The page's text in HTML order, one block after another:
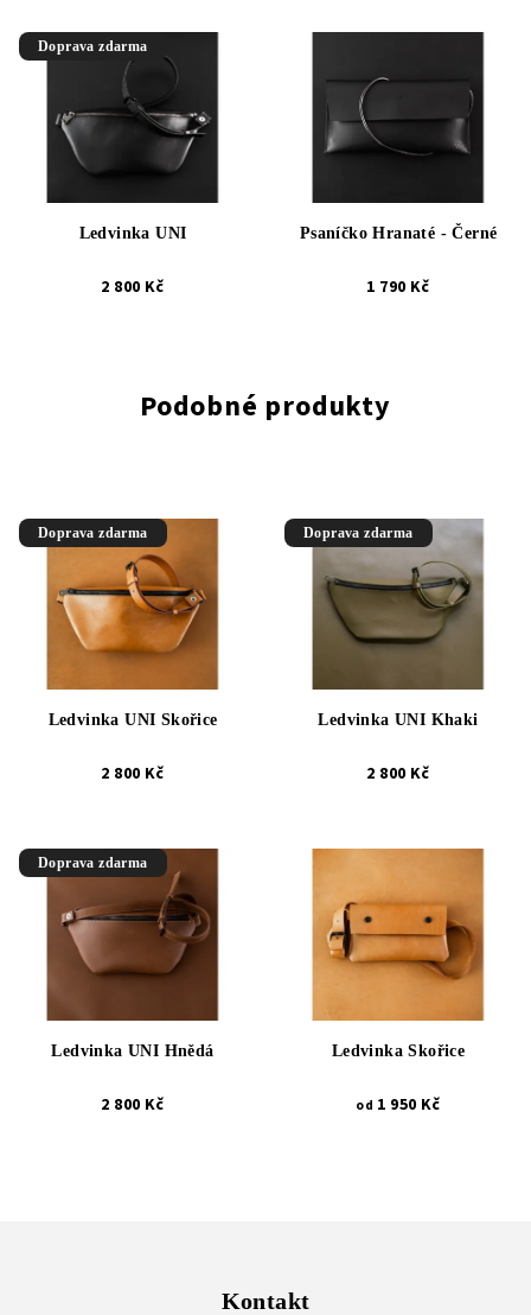
Doprava zdarma
Ledvinka UNI
2 800 Kč
Psaníčko Hranaté - Černé
1 790 Kč
Podobné produkty
Doprava zdarma
Ledvinka UNI Skořice
2 800 Kč
Doprava zdarma
Ledvinka UNI Khaki
2 800 Kč
Doprava zdarma
Ledvinka UNI Hnědá
2 800 Kč
Ledvinka Skořice
od 1 950 Kč
Kontakt